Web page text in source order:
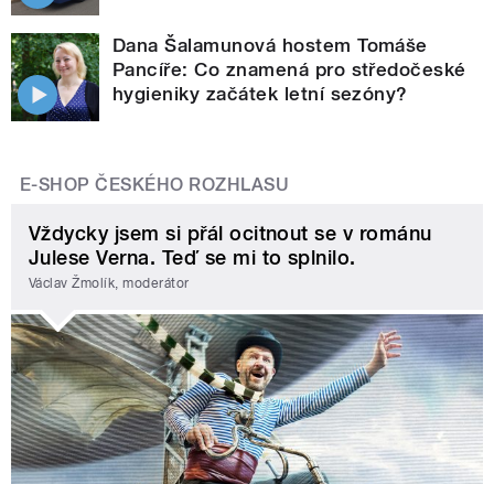
Dana Šalamunová hostem Tomáše
Pancíře: Co znamená pro středočeské
hygieniky začátek letní sezóny?
E-SHOP ČESKÉHO ROZHLASU
Vždycky jsem si přál ocitnout se v románu
Julese Verna. Teď se mi to splnilo.
Václav Žmolík, moderátor